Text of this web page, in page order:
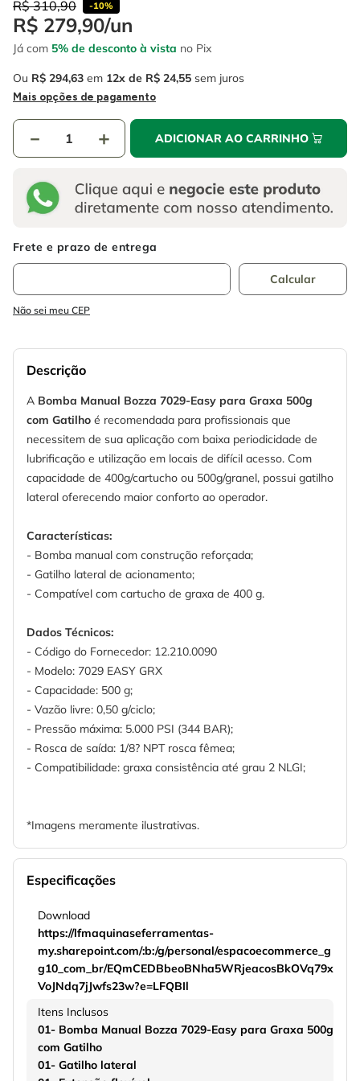
R$ 310,90 -10%
R$ 279,90/un
Já com 5% de desconto à vista no Pix
Ou R$ 294,63 em 12 R$ 24,55 sem juros
Mais opções de pagamento
＋
－ ADICIONAR AO CARRINHO
Não sei meu CEP
Descrição
A Bomba Manual Bozza 7029-Easy para Graxa 500g
com Gatilho é recomendada para profissionais que
necessitem de sua aplicação com baixa periodicidade de
lubrificação e utilização em locais de difícil acesso. Com
capacidade de 400g/cartucho ou 500g/granel, possui gatilho
lateral oferecendo maior conforto ao operador.
Características:
- Bomba manual com construção reforçada;
- Gatilho lateral de acionamento;
- Compatível com cartucho de graxa de 400 g.
Dados Técnicos:
- Código do Fornecedor: 12.210.0090
- Modelo: 7029 EASY GRX
- Capacidade: 500 g;
- Vazão livre: 0,50 g/ciclo;
- Pressão máxima: 5.000 PSI (344 BAR);
- Rosca de saída: 1/8? NPT rosca fêmea;
- Compatibilidade: graxa consistência até grau 2 NLGI;
*Imagens meramente ilustrativas.
Especificações
Download
https://lfmaquinaseferramentas-
my.sharepoint.com/:b:/g/personal/espacoecommerce_g
g10_com_br/EQmCEDBbeoBNha5WRjeacosBkOVq79x
VoJNdq7jJwfs23w?e=LFQBIl
Itens Inclusos
01- Bomba Manual Bozza 7029-Easy para Graxa 500g
com Gatilho
01- Gatilho lateral
6º fio
8 º disco corte
9º chave impacto
luva
º escada
º serra circular
º serra copo
º chave impacto
luva